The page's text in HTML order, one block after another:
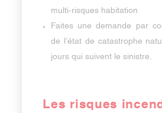
multi-risques habitation
Faites une demande par
de l’état de catastrophe
jours qui suivent le sinistre.
Les risques